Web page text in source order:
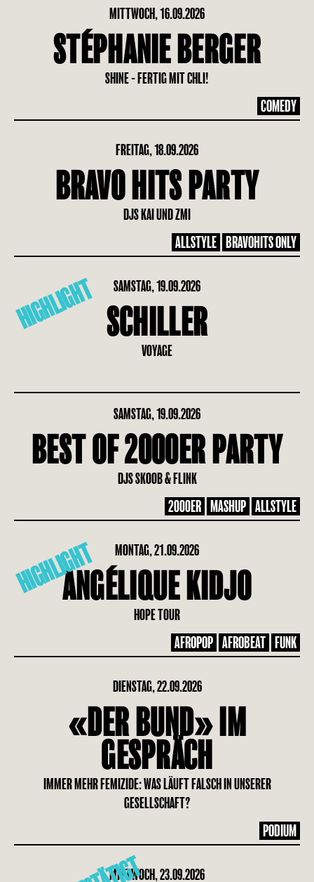
MITTWOCH, 16.09.2026
STÉPHANIE BERGER
SHINE - FERTIG MIT CHLI!
COMEDY
FREITAG, 18.09.2026
BRAVO HITS PARTY
DJS KAI UND ZMI
ALLSTYLE BRAVOHITS ONLY
SAMSTAG, 19.09.2026
HIGHLIGHT SCHILLER
VOYAGE
SAMSTAG, 19.09.2026
BEST OF 2000ER PARTY
DJS SKOOB & FLINK
2000ER MASHUP ALLSTYLE
MONTAG, 21.09.2026
HIGHLIGHTANGÉLIQUE KIDJO
HOPE TOUR
AFROPOP AFROBEAT FUNK
DIENSTAG, 22.09.2026
«DER BUND» IM
GESPRÄCH
IMMER MEHR FEMIZIDE: WAS LÄUFT FALSCH IN UNSERER
GESELLSCHAFT?
PODIUM
MITTWOCH, 23.09.2026